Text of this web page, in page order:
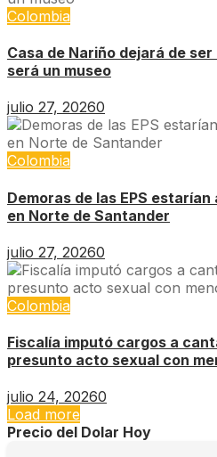
Colombia
Casa de Nariño dejará de
será un museo
julio 27, 20260
Colombia
Demoras de las EPS
en Norte de Santander
julio 27, 20260
Colombia
Fiscalía imputó cargos a
presunto acto sexual con
julio 24, 20260
Load more
Precio del Dolar Hoy